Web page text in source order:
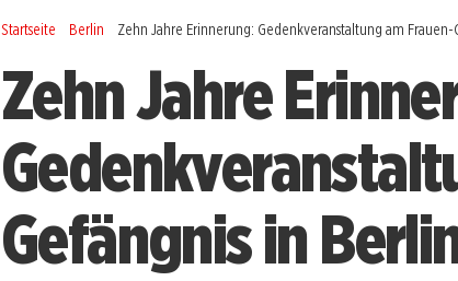
Startseite Berlin Zehn Jahre Erinnerung: Gedenkveranstaltung am
Zehn Jahre
Gefängnis in